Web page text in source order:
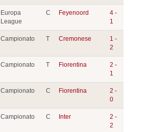
Europa
League
C Feyenoord
4 -
1
Campionato T Cremonese
1 -
2
Campionato T Fiorentina
2 -
1
Campionato C Fiorentina
2 -
0
Campionato C Inter
2 -
2